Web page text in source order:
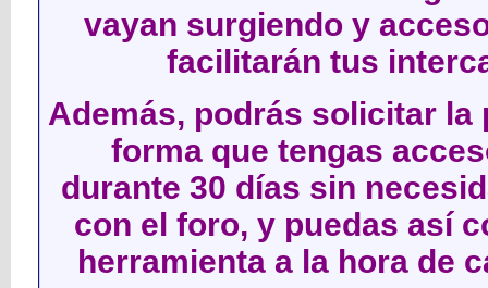
vayan surgiendo y
facilitarán tus
Además, podrás solicitar
forma que tengas
durante 30 días sin
con el foro, y puedas así
herramienta a la hora de